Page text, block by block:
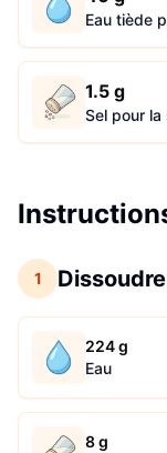
Eau tiède
1.5 g
Sel pour la
1
224 g
Eau
8 g